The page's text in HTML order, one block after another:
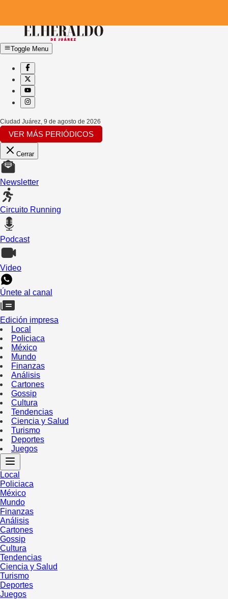
Toggle Menu
Ciudad Juárez 9 de agosto de 2026
VER MÁS PERIÓDICOS
Cerrar
Newsletter
Circuito Running
Podcast
Video
Únete al canal
Edición impresa
Local
Policiaca
México
Mundo
Finanzas
Análisis
Cartones
Gossip
Cultura
Tendencias
Ciencia y Salud
Turismo
Deportes
Juegos
Local
Policiaca
México
Mundo
Finanzas
Análisis
Cartones
Gossip
Cultura
Tendencias
Ciencia y Salud
Turismo
Deportes
Juegos